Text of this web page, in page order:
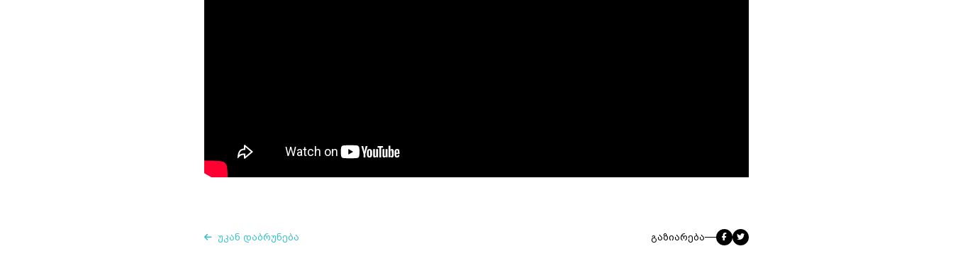
უკან დაბრუნება გაზიარება